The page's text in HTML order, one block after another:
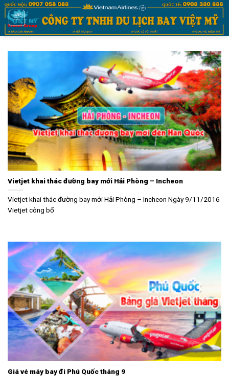
Bỏ
qua
nội
Vietjet khai thác đường bay mới Hải Phòng – Incheon
Vietjet khai thác đường bay mới Hải Phòng – Incheon Ngày 9/11/2016
Vietjet công bố
Giá vé máy bay đi Phú Quốc tháng 9